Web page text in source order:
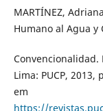
MARTÍNEZ,
Humano al Agua y
Convencionalidad.
Lima: PUCP, 2013,
em
https://